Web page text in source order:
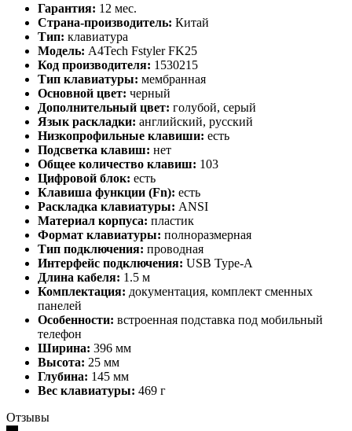
Гарантия: 12 мес.
Страна-производитель: Китай
Тип: клавиатура
Модель: A4Tech Fstyler FK25
Код производителя: 1530215
Тип клавиатуры: мембранная
Основной цвет: черный
Дополнительный цвет: голубой, серый
Язык раскладки: английский, русский
Низкопрофильные клавиши: есть
Подсветка клавиш: нет
Общее количество клавиш: 103
Цифровой блок: есть
Клавиша функции (Fn): есть
Раскладка клавиатуры: ANSI
Материал корпуса: пластик
Формат клавиатуры: полноразмерная
Тип подключения: проводная
Интерфейс подключения: USB Type-A
Длина кабеля: 1.5 м
Комплектация: документация, комплект сменных
панелей
Особенности: встроенная подставка под мобильный
телефон
Ширина: 396 мм
Высота: 25 мм
Глубина: 145 мм
Вес клавиатуры: 469 г
Отзывы